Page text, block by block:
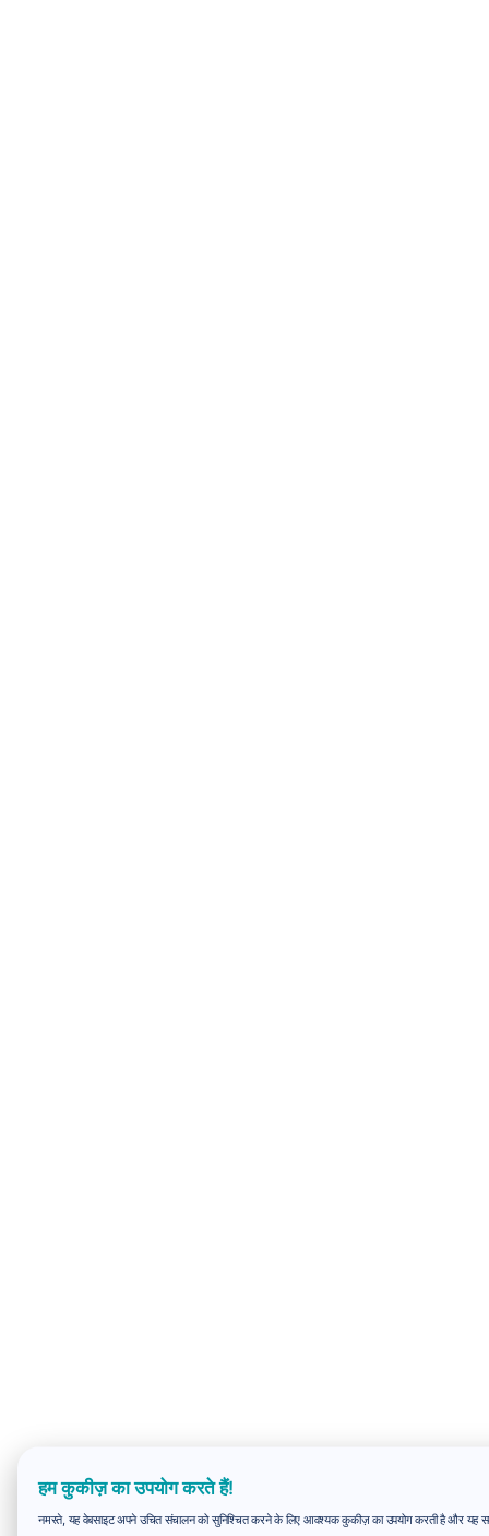
हम कुकीज़ का उपयोग करते हैं!
नमस्ते, यह वेबसाइट अपने उचित संचालन को सुनिश्चित करने के लिए आवश्यक कुकीज़ का उपयोग करती है और यह